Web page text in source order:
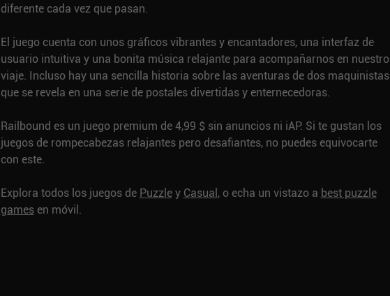
diferente cada vez que pasan.
El juego cuenta con unos gráficos vibrantes y encantadores, una interfaz de
usuario intuitiva y una bonita música relajante para acompañarnos en nuestro
viaje. Incluso hay una sencilla historia sobre las aventuras de dos maquinistas
que se revela en una serie de postales divertidas y enternecedoras.
Railbound es un juego premium de 4,99 $ sin anuncios ni iAP. Si te gustan los
juegos de rompecabezas relajantes pero desafiantes, no puedes equivocarte
con este.
Explora todos los juegos de Puzzley Casual, o echa un vistazo a best puzzle
gamesen móvil.